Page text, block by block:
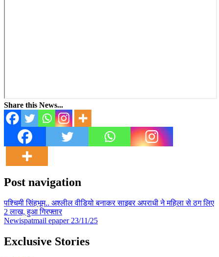
Share this News...
Post navigation
पश्चिमी सिंहभूम.. अश्लील वीडियो बनाकर साइबर अपराधी ने महिला से ठग लिए
2 लाख, हुआ गिरफ्तार
Newispatmail epaper 23/11/25
Exclusive Stories